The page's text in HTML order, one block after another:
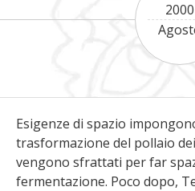
2000
Esigenze di spazio
trasformazione del pollaio
vengono sfrattati per far
fermentazione. Poco dopo,